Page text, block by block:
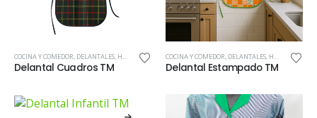
COCINA Y COMEDOR, DELANTALES, HOGAR
Delantal Cuadros TM
COCINA Y COMEDOR, DELANTALES, HOGAR
Delantal Estampado TM